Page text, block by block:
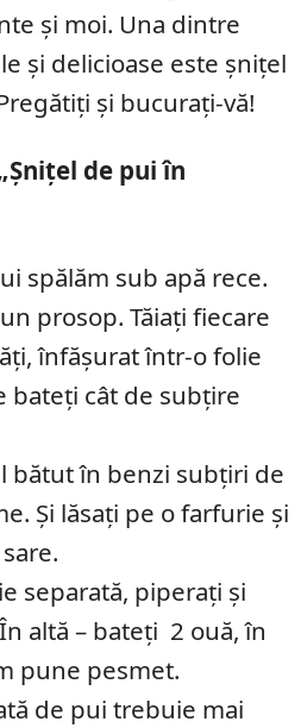
și moi. Una dintre
și delicioase este șnițel
și bucurați-vă!
de pui în
spălăm sub apă rece.
prosop. Tăiați fiecare
înfășurat într-o folie
bateți cât de subțire
bătut în benzi subțiri de
Și lăsați pe o farfurie și
separată, piperați și
altă – bateți 2 ouă, în
pune pesmet.
de pui trebuie mai